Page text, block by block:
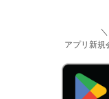
アプリ新規